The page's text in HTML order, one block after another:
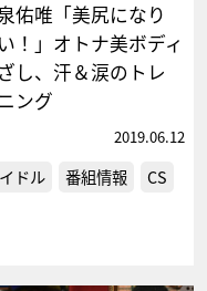
佑唯「美尻になり
！」オトナ美ボディ
し、汗＆涙のトレ
ング
2019.06.12
ドル 番組情報 CS